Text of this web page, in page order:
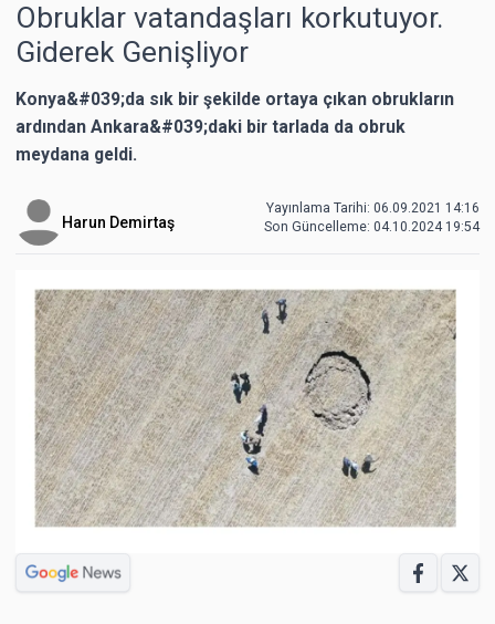
Obruklar vatandaşları korkutuyor.
Giderek Genişliyor
Konya&#039;da sık bir şekilde ortaya çıkan obrukların
ardından Ankara&#039;daki bir tarlada da obruk
meydana geldi.
Harun Demirtaş
Yayınlama Tarihi: 06.09.2021 14:16
Son Güncelleme: 04.10.2024 19:54